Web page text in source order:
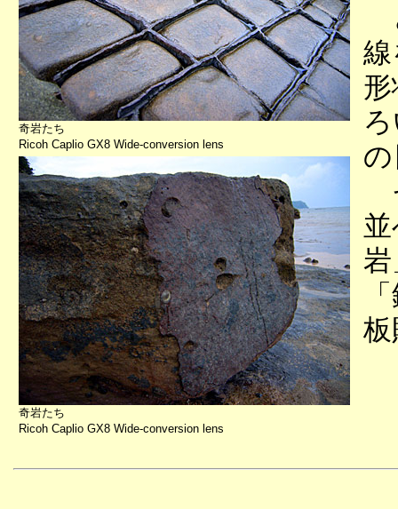
奇岩たち
Ricoh Caplio GX8 Wide-conversion lens
奇岩たち
Ricoh Caplio GX8 Wide-conversion lens